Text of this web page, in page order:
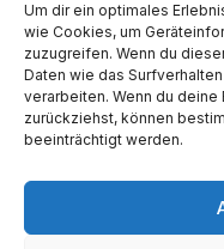
Um dir ein optimales
wie Cookies, um
zuzugreifen. Wenn du
Daten wie das
verarbeiten. Wenn du
zurückziehst, können
beeinträchtigt werden.
Start
Impressum